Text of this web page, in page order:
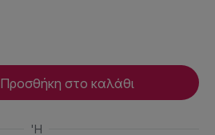
Προσθήκη στο καλάθι